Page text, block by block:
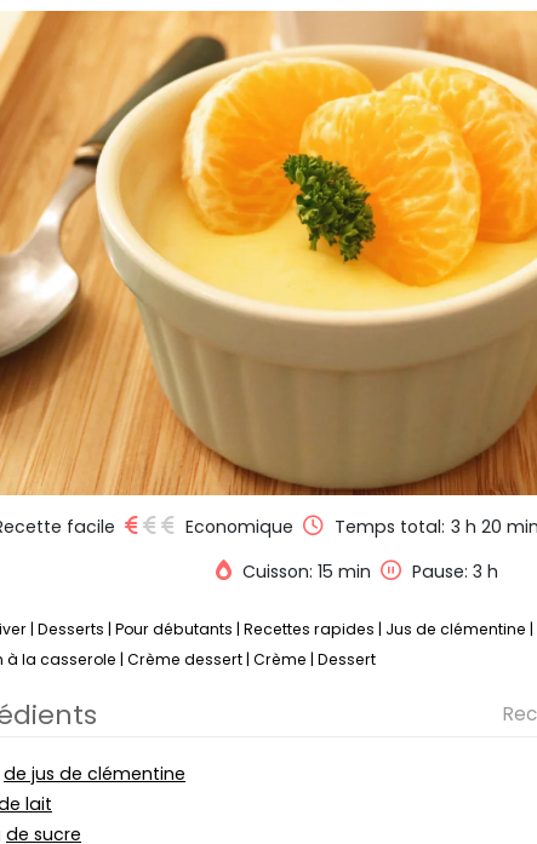
facile Economique Temps total: 3 h 20 min
Cuisson: 15 min
Pause: 3 h
| Desserts | Pour débutants | Recettes rapides | Jus de clémentine |
à la casserole | Crème dessert | Crème | Dessert
de jus de clémentine
lait
de sucre